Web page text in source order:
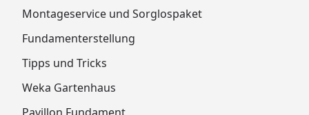
Montageservice und Sorglospaket
Fundamenterstellung
Tipps und Tricks
Weka Gartenhaus